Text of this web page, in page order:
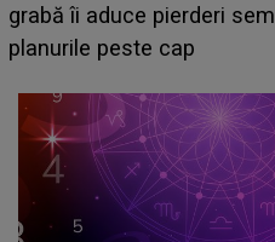
face o MĂRTURISIRE
sa: "I-am spus și ei în față,